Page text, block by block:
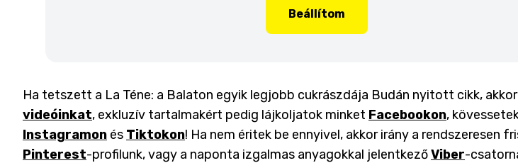
Beállítom
Ha tetszett a La Téne: a Balaton egyik legjobb cukrászdája Budán nyitott cikk,
videóinkat, exkluzív tartalmakért pedig lájkoljatok minket Facebookon,
Instagramon és Tiktokon! Ha nem éritek be ennyivel, akkor irány a rendszeresen
Pinterest-profilunk, vagy a naponta izgalmas anyagokkal jelentkezőViber-